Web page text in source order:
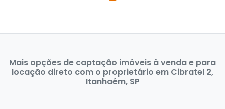
Mais opções de captação imóveis à venda e para
locação direto com o proprietário em Cibratel 2,
Itanhaém, SP